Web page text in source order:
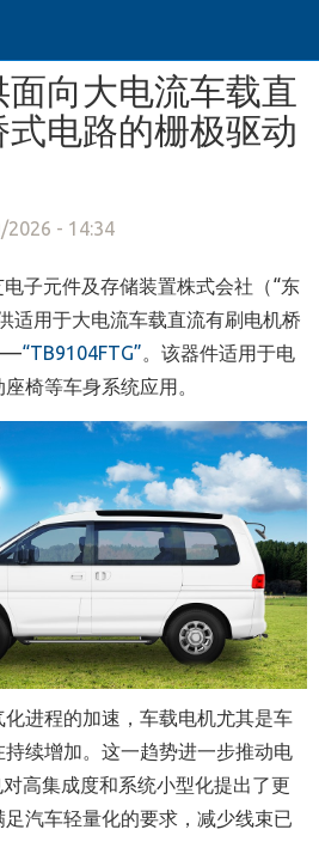
向大电流车载直
电路的栅极驱动
2026 - 14:34
子元件及存储装置株式会社（“东
适用于大电流车载直流有刷电机桥
“TB9104FTG”。该器件适用于电
椅等车身系统应用。
进程的加速，车载电机尤其是车
续增加。这一趋势进一步推动电
高集成度和系统小型化提出了更
汽车轻量化的要求，减少线束已